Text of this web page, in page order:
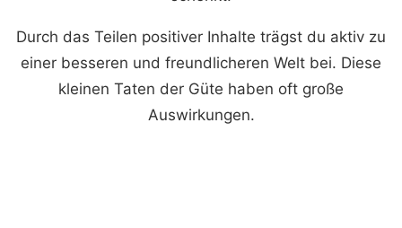
Durch das Teilen positiver Inhalte trägst du aktiv zu
einer besseren und freundlicheren Welt bei. Diese
kleinen Taten der Güte haben oft große
Auswirkungen.